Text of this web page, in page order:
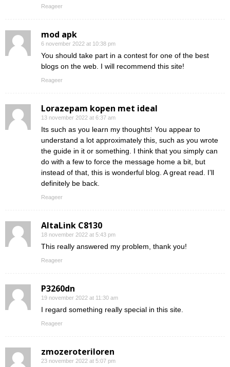
Reageer
mod apk
6 november 2022 at 10:38 pm
You should take part in a contest for one of the best
blogs on the web. I will recommend this site!
Reageer
Lorazepam kopen met ideal
13 november 2022 at 6:37 am
Its such as you learn my thoughts! You appear to
understand a lot approximately this, such as you wrote
the guide in it or something. I think that you simply can
do with a few to force the message home a bit, but
instead of that, this is wonderful blog. A great read. I’ll
definitely be back.
Reageer
AltaLink C8130
18 november 2022 at 5:43 pm
This really answered my problem, thank you!
Reageer
P3260dn
19 november 2022 at 11:30 am
I regard something really special in this site.
Reageer
zmozeroteriloren
23 november 2022 at 5:07 pm